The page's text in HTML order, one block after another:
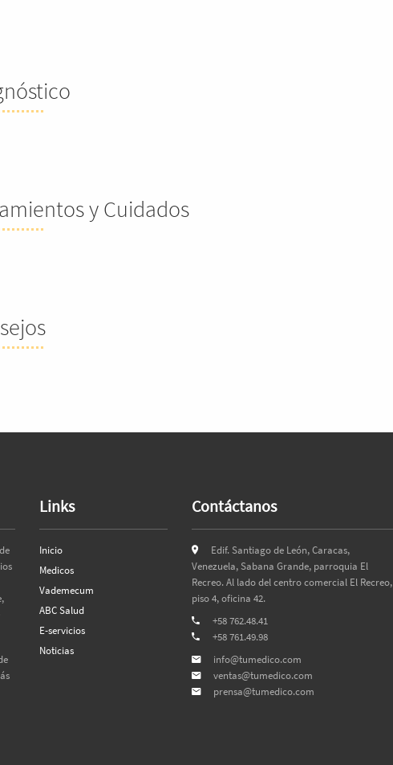
y Cuidados
Links
Inicio
Medicos
Vademecum
ABC Salud
E-servicios
Noticias
Contáctanos
Edif. Santiago de León, Caracas,
Venezuela, Sabana Grande, parroquia El
Recreo. Al lado del centro comercial El Recreo,
piso 4, oficina 42.
+58 762.48.41
+58 761.49.98
info@tumedico.com
ventas@tumedico.com
prensa@tumedico.com